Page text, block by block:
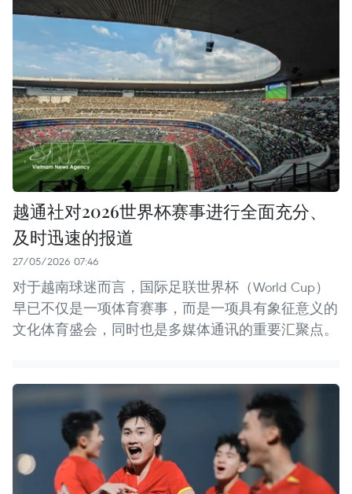
越通社对2026世界杯赛事进行全面充分、
及时迅速的报道
27/05/2026 07:46
对于越南球迷而言，国际足联世界杯（World Cup）
早已不仅是一项体育赛事，而是一项具有象征意义的
文化体育盛会，同时也是多媒体通讯的重要汇聚点。